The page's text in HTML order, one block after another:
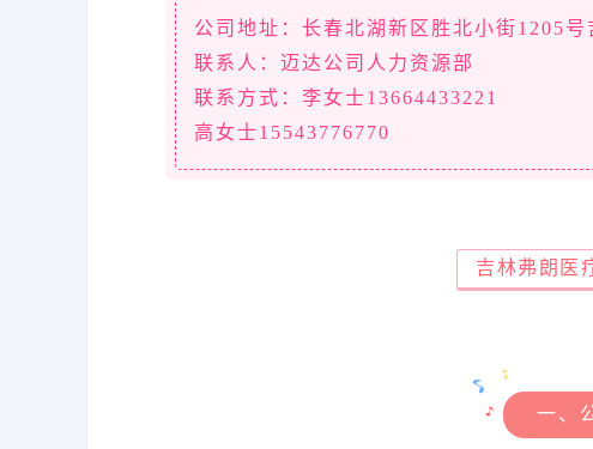
公司地址：长春北湖新区胜北小街1205
联系人：迈达公司人力资源部
联系方式：李女士13664433221
高女士15543776770
吉林弗朗医
一、